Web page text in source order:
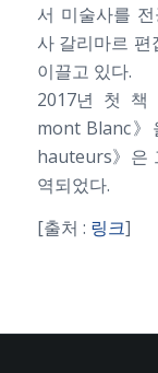
서 미술사를
사 갈리마르 편
이끌고 있다.
2017년 첫 책
mont Blanc》
hauteurs》은
역되었다.
[출처 : 링크]